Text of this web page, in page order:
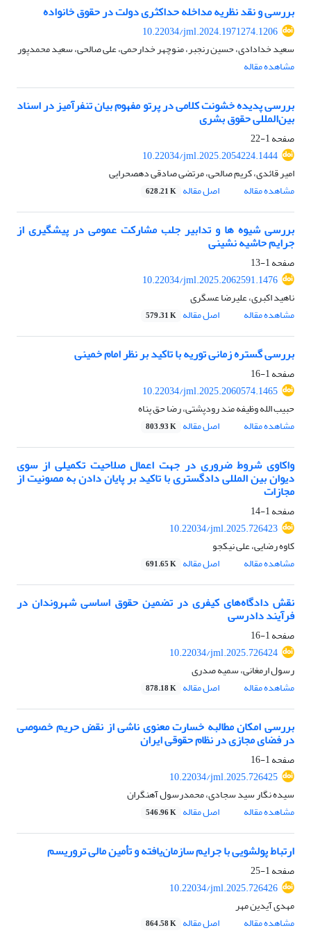
بررسی و نقد نظریه مداخله حداکثری دولت در حقوق خانواده
10.22034/jml.2024.1971274.1206
سعید خدادادی، حسین رنجبر، منوچهر خدارحمی، علی صالحی، سعید محمدپور
مشاهده مقاله
بررسی پدیده خشونت کلامی در پرتو مفهوم بیان تنفرآمیز در اسناد
بین‌المللی حقوق بشری
صفحه1-22
10.22034/jml.2025.2054224.1444
امیر قائدی، کریم صالحی، مرتضی صادقی دهصحرایی
مشاهده مقاله
اصل مقاله 628.21 K
بررسی شیوه ها و تدابیر جلب مشارکت عمومی در پیشگیری از
جرایم حاشیه نشینی
صفحه1-13
10.22034/jml.2025.2062591.1476
ناهید اکبری، علیرضا عسگری
مشاهده مقاله
اصل مقاله 579.31 K
بررسی گستره زمانی توریه با تاکید بر نظر امام خمینی
صفحه1-16
10.22034/jml.2025.2060574.1465
حبیب الله وظیفه مند رودپشتی، رضا حق پناه
مشاهده مقاله
اصل مقاله 803.93 K
واکاوی شروط ضروری در جهت اعمال صلاحیت تکمیلی از سوی
دیوان بین المللی دادگستری با تاکید بر پایان دادن به مصونیت از
مجازات
صفحه1-14
10.22034/jml.2025.726423
کاوه رضایی، علی نیکجو
مشاهده مقاله
اصل مقاله 691.65 K
نقش دادگاه‌های کیفری در تضمین حقوق اساسی شهروندان در
فرآیند دادرسی
صفحه1-16
10.22034/jml.2025.726424
رسول ارمغانی، سمیه صدری
مشاهده مقاله
اصل مقاله 878.18 K
بررسی امکان مطالبه خسارت معنوی ناشی از نقض حریم خصوصی
در فضای مجازی در نظام حقوقی ایران
صفحه1-16
10.22034/jml.2025.726425
سیده نگار سید سجادی، محمدرسول آهنگران
مشاهده مقاله
اصل مقاله 546.96 K
ارتباط پولشویی با جرایم سازمان‌یافته و تأمین مالی تروریسم
صفحه1-25
10.22034/jml.2025.726426
مهدی آیدین مهر
مشاهده مقاله
اصل مقاله 864.58 K